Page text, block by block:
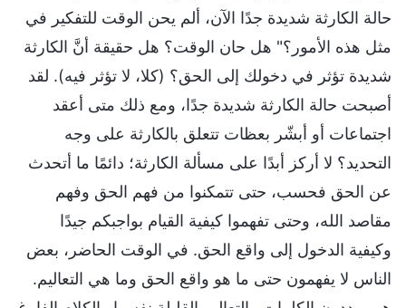
حالة الكارثة شديدة جدًا الآن، ألم يحن الوقت للتفكير في
مثل هذه الأمور؟" هل حان الوقت؟ هل حقيقة أنَّ الكارثة
شديدة تؤثر في دخولك إلى الحق؟ (كلا، لا تؤثر فيه). لقد
أصبحت حالة الكارثة شديدة جدًا، ومع ذلك متى أعقد
اجتماعات أو أبشّر بعظات تتعلق بالكارثة على وجه
التحديد؟ لا أركز أبدًا على مسألة الكارثة؛ دائمًا ما أتحدث
عن الحق فحسب، حتى تتمكنوا من فهم الحق وفهم
مقاصد الله، وحتى تفهموا كيفية القيام بواجبكم جيدًا
وكيفية الدخول إلى واقع الحق. في الوقت الحاضر، بعض
الناس لا يفهمون حتى ما هو واقع الحق وما هي التعاليم.